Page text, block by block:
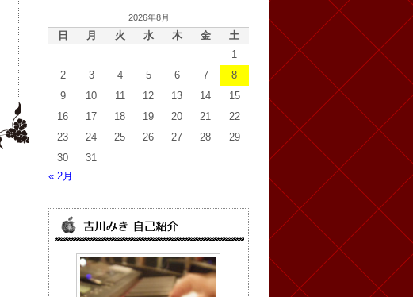
2026年8月
日 月 火 水 木 金
土
1
2
3 4 5 6 7
8
9
10 11 12 13 14
15
16
17 18 19 20 21
22
23
24 25 26 27 28
29
30
31
« 2月